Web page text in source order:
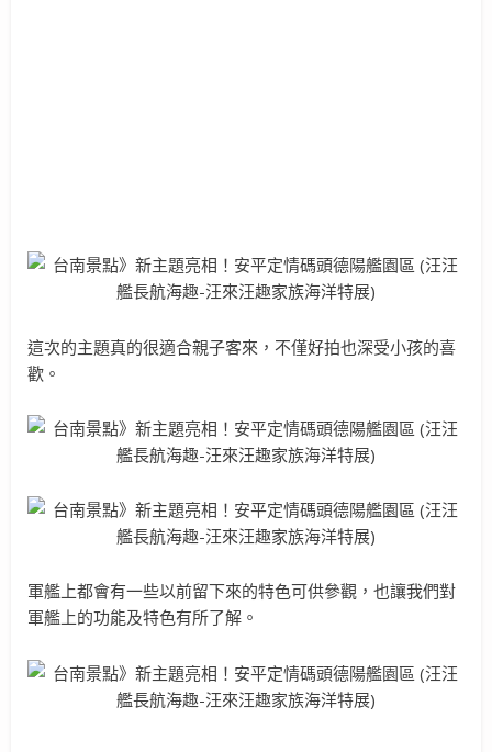
這次的主題真的很適合親子客來，不僅好拍也深受小孩的喜
歡。
軍艦上都會有一些以前留下來的特色可供參觀，也讓我們對
軍艦上的功能及特色有所了解。